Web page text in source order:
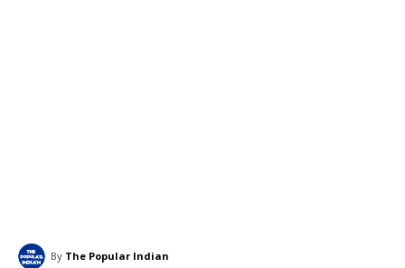
By The Popular Indian